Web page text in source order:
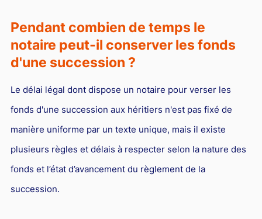
Pendant combien de temps le
notaire peut-il conserver les fonds
d'une succession ?
Le délai légal dont dispose un notaire pour verser les
fonds d'une succession aux héritiers n'est pas fixé de
manière uniforme par un texte unique, mais il existe
plusieurs règles et délais à respecter selon la nature des
fonds et l’état d’avancement du règlement de la
succession.